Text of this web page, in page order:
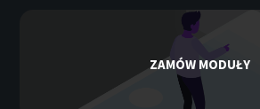
ZAMÓW MODUŁY